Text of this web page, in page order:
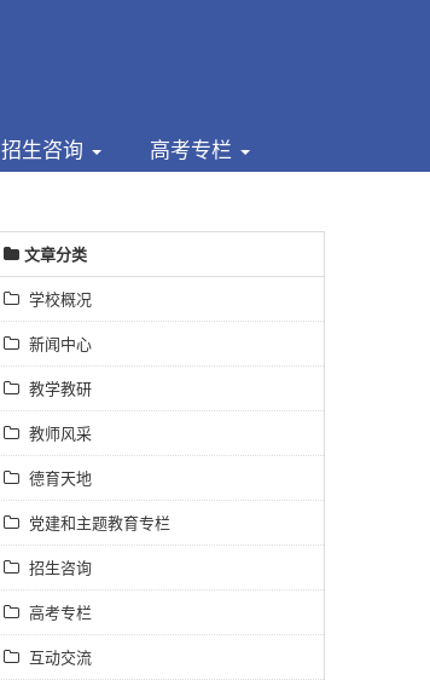
招生咨询 高考专栏
文章分类
学校概况
新闻中心
教学教研
教师风采
德育天地
党建和主题教育专栏
招生咨询
高考专栏
互动交流